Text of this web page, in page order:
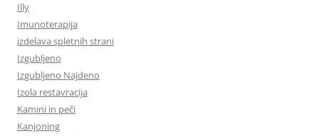
Illy
Imunoterapija
izdelava spletnih strani
Izgubljeno
Izgubljeno Najdeno
Izola restavracija
Kamini in peči
Kanjoning